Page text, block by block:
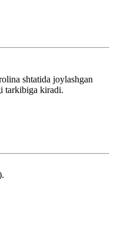
shtatida joylashgan
tarkibiga kiradi.